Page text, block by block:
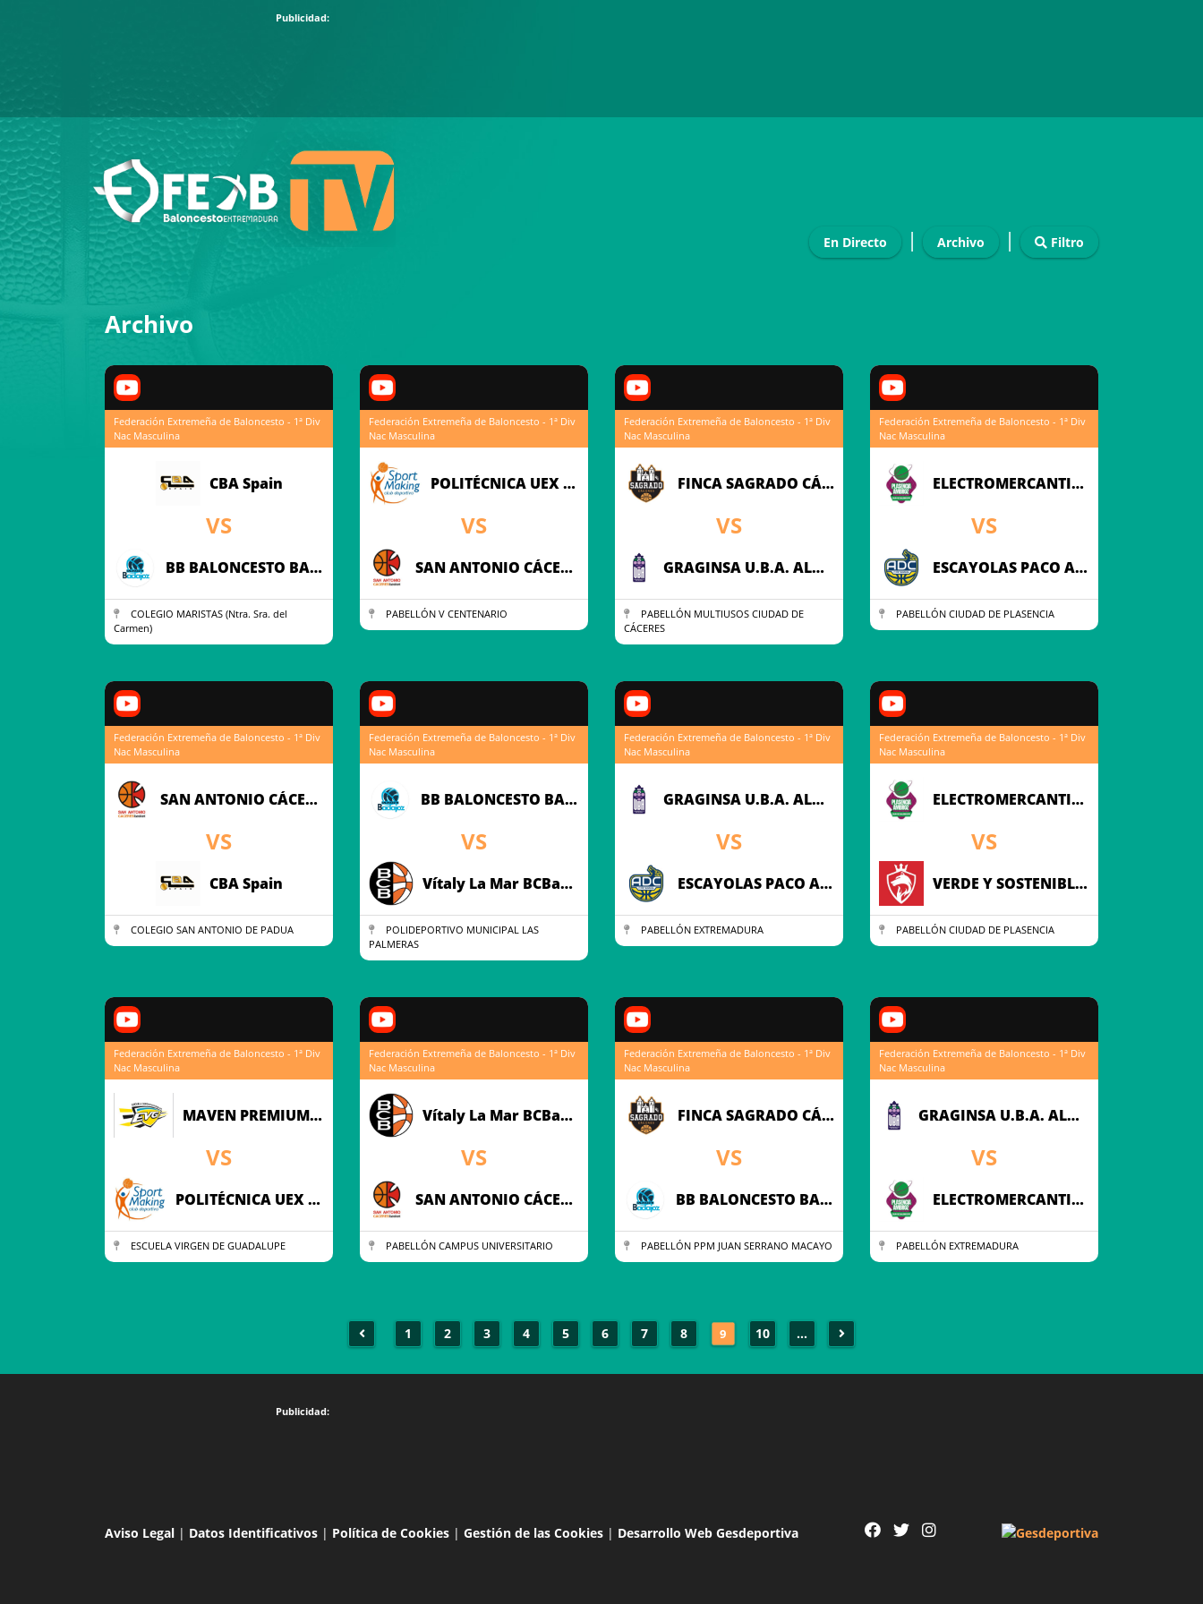
En Directo | Archivo | Filtro
Archivo
Federación Extremeña de Baloncesto - 1ª Div
Nac Masculina
CBA Spain
VS
BB BALONCESTO BADAJOZ
COLEGIO MARISTAS (Ntra. Sra. del
Carmen)
Federación Extremeña de Baloncesto - 1ª Div
Nac Masculina
POLITÉCNICA UEX SM BASKET
VS
SAN ANTONIO CÁCERES BASKET
PABELLÓN V CENTENARIO
Federación Extremeña de Baloncesto - 1ª Div
Nac Masculina
FINCA SAGRADO CÁCERES
VS
GRAGINSA U.B.A. ALMENDRALEJO
PABELLÓN MULTIUSOS CIUDAD DE
CÁCERES
Federación Extremeña de Baloncesto - 1ª Div
Nac Masculina
ELECTROMERCANTIL CB PLASENCIA
VS
ESCAYOLAS PACO ADC BALONCESTO
PABELLÓN CIUDAD DE PLASENCIA
Federación Extremeña de Baloncesto - 1ª Div
Nac Masculina
SAN ANTONIO CÁCERES BASKET
VS
CBA Spain
COLEGIO SAN ANTONIO DE PADUA
Federación Extremeña de Baloncesto - 1ª Div
Nac Masculina
BB BALONCESTO BADAJOZ
VS
Vítaly La Mar BCBadajoz UEX
POLIDEPORTIVO MUNICIPAL LAS
PALMERAS
Federación Extremeña de Baloncesto - 1ª Div
Nac Masculina
GRAGINSA U.B.A. ALMENDRALEJO
VS
ESCAYOLAS PACO ADC BALONCESTO
PABELLÓN EXTREMADURA
Federación Extremeña de Baloncesto - 1ª Div
Nac Masculina
ELECTROMERCANTIL CB PLASENCIA
VS
VERDE Y SOSTENIBLE MÉRIDA MASCULINO
PABELLÓN CIUDAD DE PLASENCIA
Federación Extremeña de Baloncesto - 1ª Div
Nac Masculina
MAVEN PREMIUM GUADALUPE
VS
POLITÉCNICA UEX SM BASKET
ESCUELA VIRGEN DE GUADALUPE
Federación Extremeña de Baloncesto - 1ª Div
Nac Masculina
Vítaly La Mar BCBadajoz UEX
VS
SAN ANTONIO CÁCERES BASKET
PABELLÓN CAMPUS UNIVERSITARIO
Federación Extremeña de Baloncesto - 1ª Div
Nac Masculina
FINCA SAGRADO CÁCERES
VS
BB BALONCESTO BADAJOZ
PABELLÓN PPM JUAN SERRANO MACAYO
Federación Extremeña de Baloncesto - 1ª Div
Nac Masculina
GRAGINSA U.B.A. ALMENDRALEJO
VS
ELECTROMERCANTIL CB PLASENCIA
PABELLÓN EXTREMADURA
1 2 3 4 5 6 7 8 9 10 ...
Aviso Legal | Datos Identificativos | Política de Cookies | Gestión de las Cookies | Desarrollo Web Gesdeportiva